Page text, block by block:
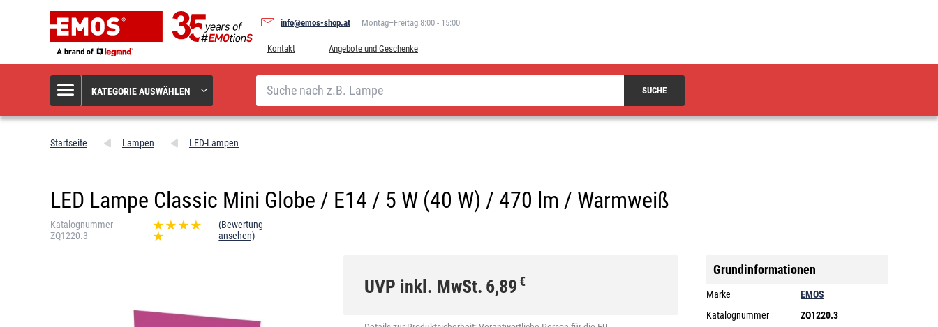
info@emos-shop.at Montag–Freitag 8:00 - 15:00
Kontakt Angebote und Geschenke
KATEGORIE AUSWÄHLEN
Suche
SUCHE
Startseite Lampen LED-Lampen
LED Lampe Classic Mini Globe / E14 / 5 W (40 W) / 470 lm / Warmweiß
Katalognummer
ZQ1220.3
(Bewertung
ansehen)
UVP inkl. MwSt. 6,89€
Grundinformationen
Marke
EMOS
Katalognummer
ZQ1220.3